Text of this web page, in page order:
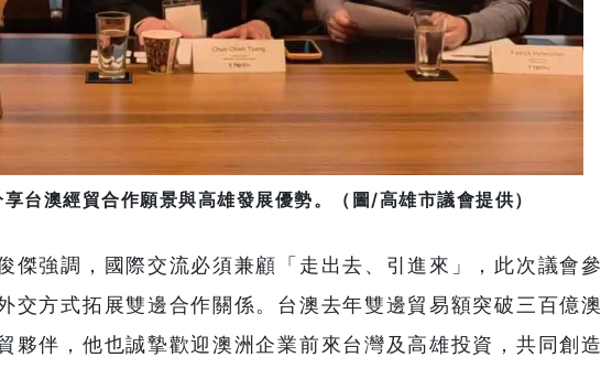
台澳經貿合作願景與高雄發展優勢。（圖/高雄市議會提供）
傑強調，國際交流必須兼顧「走出去、引進來」，此次議會參
交方式拓展雙邊合作關係。台澳去年雙邊貿易額突破三百億澳
夥伴，他也誠摯歡迎澳洲企業前來台灣及高雄投資，共同創造